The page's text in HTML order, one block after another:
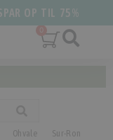
OP TIL 75%
Ohvale Sur-Ron